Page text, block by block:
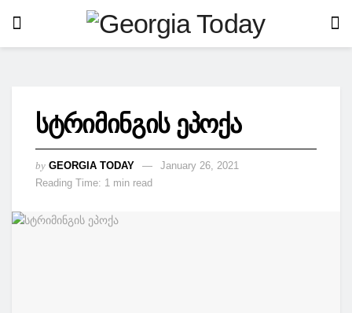
სტრიმინგის ეპოქა
by GEORGIA TODAY
January 26, 2021
Reading Time: 1 min read